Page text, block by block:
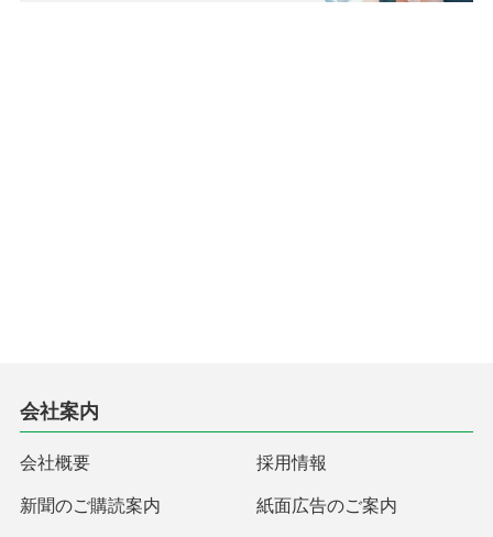
会社案内
会社概要 採用情報
新聞のご購読案内 紙面広告のご案内